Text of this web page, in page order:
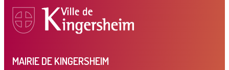
MAIRIE DE KINGERSHEIM